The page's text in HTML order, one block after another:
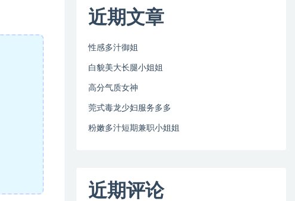
近期文章
性感多汁御姐
白貌美大长腿小姐姐
高分气质女神
莞式毒龙少妇服务多多
粉嫩多汁短期兼职小姐姐
近期评论